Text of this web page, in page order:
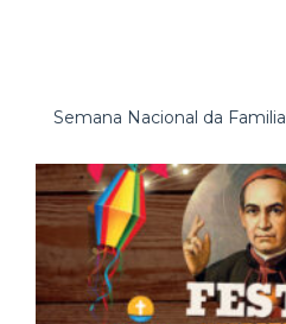
Semana Nacional da Familia